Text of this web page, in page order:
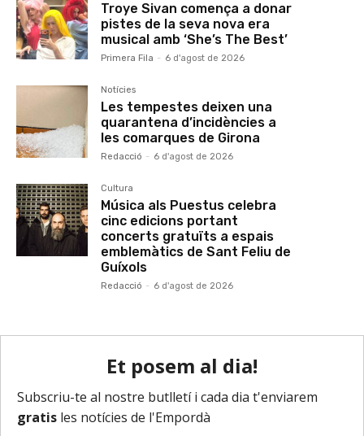
Troye Sivan comença a donar
pistes de la seva nova era
musical amb ‘She’s The Best’
Primera Fila - 6 d'agost de 2026
Notícies
Les tempestes deixen una
quarantena d’incidències a
les comarques de Girona
Redacció - 6 d'agost de 2026
Cultura
Música als Puestus celebra
cinc edicions portant
concerts gratuïts a espais
emblemàtics de Sant Feliu de
Guíxols
Redacció - 6 d'agost de 2026